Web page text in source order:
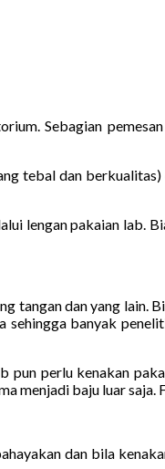
Sebagian
tebal dan
lengan pakaian lab.
tangan dan yang lain.
banyak
perlu kenakan
menjadi baju luar
dan bila